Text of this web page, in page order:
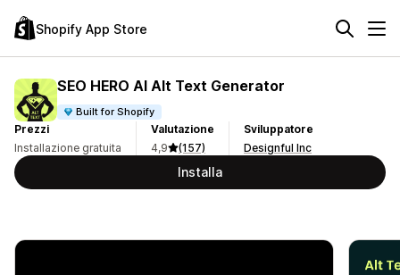
Shopify App Store
SEO HERO AI Alt Text Generator
Built for Shopify
Prezzi
Installazione gratuita
Valutazione
4,9
(157)
Sviluppatore
Designful Inc
Installa